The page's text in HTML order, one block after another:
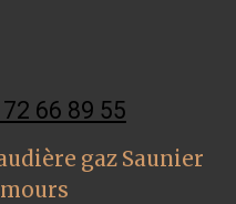
66 89 55
gaz Saunier